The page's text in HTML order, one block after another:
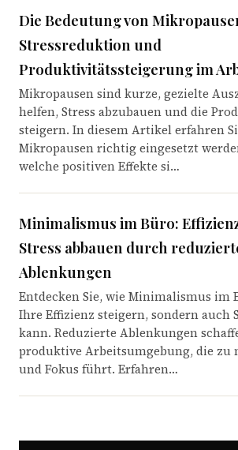
Die Bedeutung von
Stressreduktion und
Produktivitätssteigerung im
Mikropausen sind kurze, gezielte
helfen, Stress abzubauen und die
steigern. In diesem Artikel erfahren
Mikropausen richtig eingesetzt
welche positiven Effekte si…
Minimalismus im Büro:
Stress abbauen durch
Ablenkungen
Entdecken Sie, wie Minimalismus
Ihre Effizienz steigern, sondern auch
kann. Reduzierte Ablenkungen
produktive Arbeitsumgebung, die zu
und Fokus führt. Erfahren…